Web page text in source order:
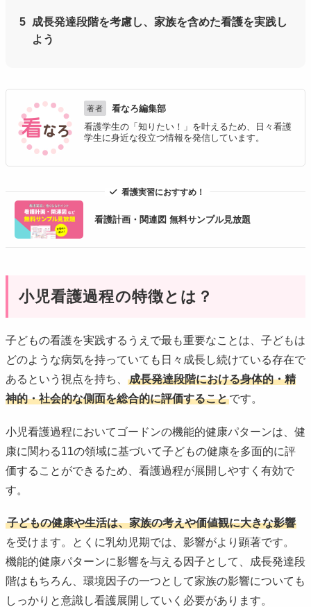
成長発達段階を考慮し、家族を含めた看護を実践し
よう
著者
看なろ編集部
看護学生の「知りたい！」を叶えるため、日々看護
学生に身近な役立つ情報を発信しています。
看護計画・関連図 無料サンプル見放題
小児看護過程の特徴とは？
子どもの看護を実践するうえで最も重要なことは、子どもは
どのような病気を持っていても日々成長し続けている存在で
あるという視点を持ち、 成長発達段階における身体的・精
神的・社会的な側面を総合的に評価することです。
小児看護過程においてゴードンの機能的健康パターンは、健
康に関わる11の領域に基づいて子どもの健康を多面的に評
価することができるため、看護過程が展開しやすく有効で
す。
子どもの健康や生活は、家族の考えや価値観に大きな影響
を受けます。とくに乳幼児期では、影響がより顕著です。
機能的健康パターンに影響を与える因子として、成長発達段
階はもちろん、環境因子の一つとして家族の影響についても
しっかりと意識し看護展開していく必要があります。